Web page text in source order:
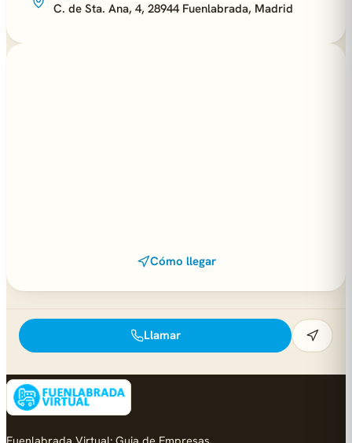
C. de Sta. Ana, 4, 28944 Fuenlabrada, Madrid
Cómo llegar
Llamar